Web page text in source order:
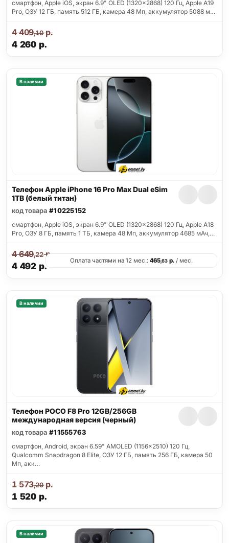
смартфон, Apple iOS, экран 6.9" OLED (1320x2868) 120 Гц, Apple A19
Pro, ОЗУ 12 ГБ, память 512 ГБ, камера 48 Мп, аккумулятор 5088 м…
4 260 р.
4 409,10р.
В наличии
Телефон Apple iPhone 16 Pro Max Dual eSim
1TB (белый титан)
код товара #10225152
смартфон, Apple iOS, экран 6.9" OLED (1320x2868) 120 Гц, Apple A18
Pro, ОЗУ 8 ГБ, память 1 ТБ, камера 48 Мп, аккумулятор 4685 мАч,…
4 492 р.
4 649,22р.
Оплата частями на 12 мес.: 465,63 р. / мес.
В наличии
Телефон POCO F8 Pro 12GB/256GB
международная версия (черный)
код товара #11555763
смартфон, Android, экран 6.59" AMOLED (1156x2510) 120 Гц,
Qualcomm Snapdragon 8 Elite, ОЗУ 12 ГБ, память 256 ГБ, камера 50
Мп, акк…
1 520 р.
1 573,20р.
В наличии